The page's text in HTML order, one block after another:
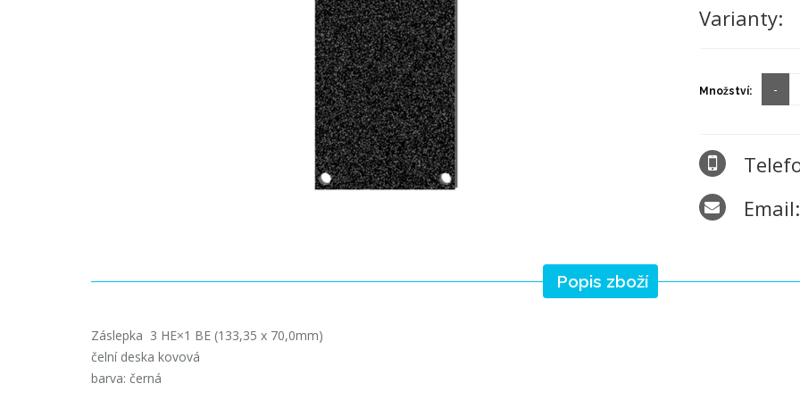
Varianty:
Množství:
Popis zboží
Záslepka 3 HE×1 BE (133,35 x 70,0mm)
čelní deska kovová
barva: černá